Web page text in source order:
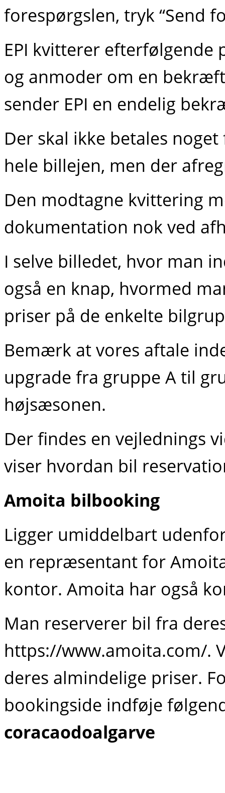
forespørgslen, tryk “Send
EPI kvitterer efterfølgende
og anmoder om en
sender EPI en endelig
Der skal ikke betales
hele billejen, men der
Den modtagne kvittering
dokumentation nok ved
I selve billedet, hvor man
også en knap, hvormed
priser på de enkelte
Bemærk at vores aftale
upgrade fra gruppe A til
højsæsonen.
Der findes en vejlednings
viser hvordan bil
Amoita bilbooking
Ligger umiddelbart
en repræsentant for
kontor. Amoita har også
Man reserverer bil fra
https://www.amoita.com/​.
deres almindelige priser.
bookingside indføje
coracaodoalgarve